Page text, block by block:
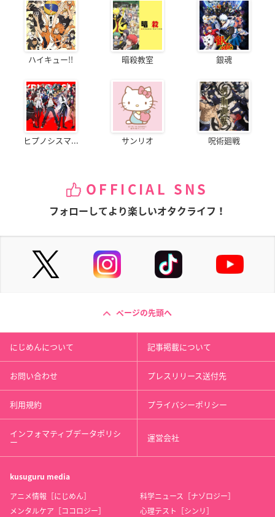
ハイキュー!! 暗殺教室 銀魂
ヒプノシスマ... サンリオ 呪術廻戦
OFFICIAL SNS
フォローしてより楽しいオタクライフ！
ページの先頭へ
にじめんについて 記事掲載について
お問い合わせ プレスリリース送付先
利用規約 プライバシーポリシー
インフォマティブデータポリシ
ー 運営会社
kusuguru media
アニメ情報［にじめん］
科学ニュース［ナゾロジー］
メンタルケア［ココロジー］
心理テスト［シンリ］